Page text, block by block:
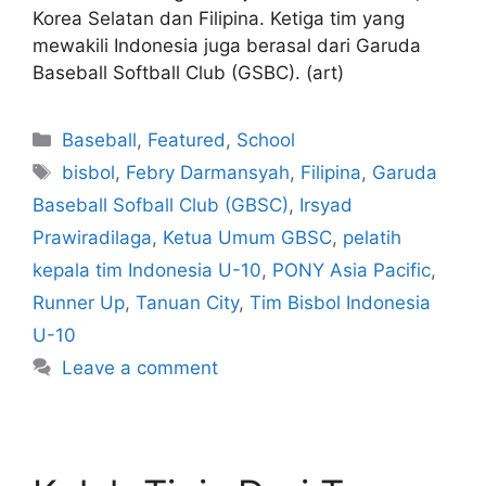
Korea Selatan dan Filipina. Ketiga tim yang
mewakili Indonesia juga berasal dari Garuda
Baseball Softball Club (GSBC). (art)
Baseball, Featured , School
bisbol, Febry Darmansyah, Filipina, Garuda
Baseball Sofball Club (GBSC), Irsyad
Prawiradilaga, Ketua Umum GBSC, pelatih
kepala tim Indonesia U-10, PONY Asia Pacific,
Runner Up, Tanuan City, Tim Bisbol Indonesia
U-10
Leave a comment